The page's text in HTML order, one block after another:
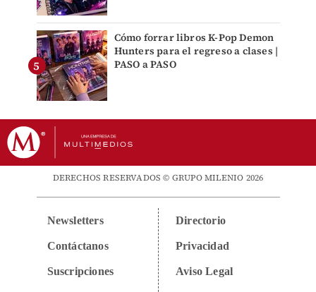
Cómo forrar libros K-Pop Demon
Hunters para el regreso a clases |
PASO a PASO
DERECHOS RESERVADOS © GRUPO MILENIO 2026
Newsletters
Contáctanos
Suscripciones
Directorio
Privacidad
Aviso Legal